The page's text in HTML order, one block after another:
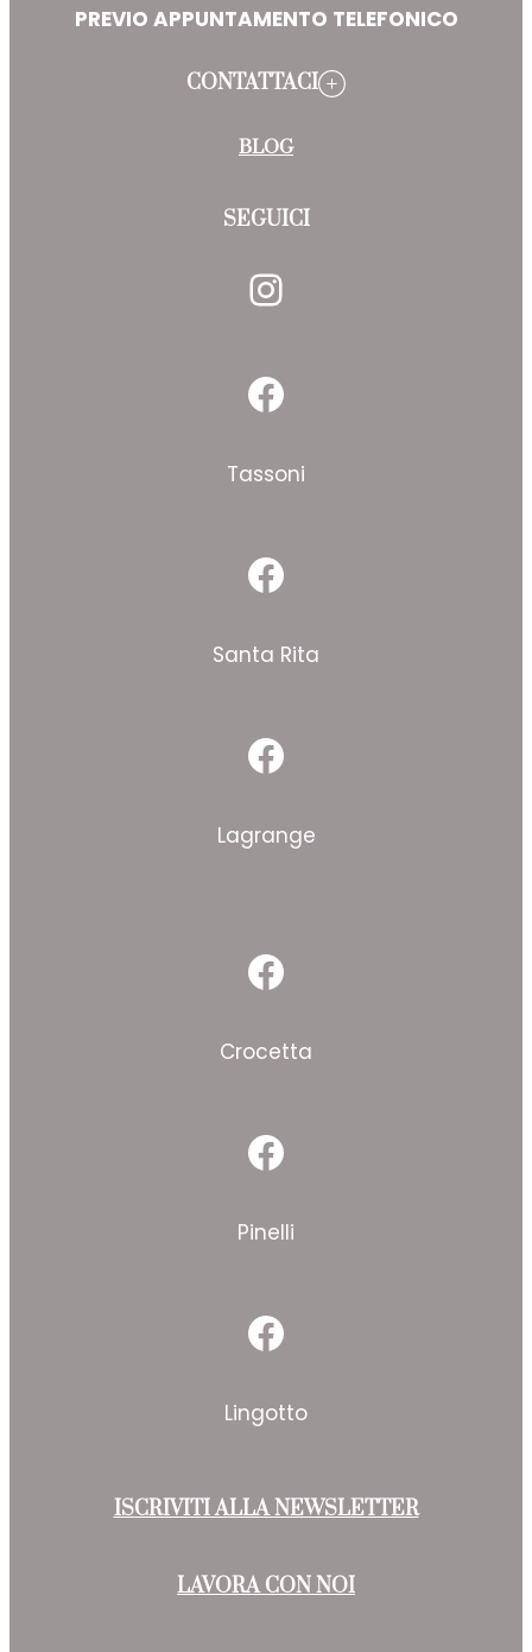
PREVIO APPUNTAMENTO TELEFONICO
CONTATTACI
BLOG
SEGUICI
Instagram
Facebook
Tassoni
Facebook
Santa Rita
Facebook
Lagrange
Facebook
Crocetta
Facebook
Pinelli
Facebook
Lingotto
ISCRIVITI ALLA NEWSLETTER
LAVORA CON NOI